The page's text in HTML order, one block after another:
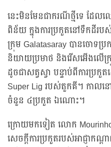
នេះមិនមែនជាករណីថ្មីទេ ដែល
ពិន័យ ក្នុងការប្រកួតនៅទឹកដីរប
ក្រុម Galatasaray បានចោទប្
និយាយប្រមាថ និងរើសអើងលើក្
ដូចជាសត្វស្វា បន្ទាប់ពីការប្រ
Super Lig របស់តួកគី។ កាល
ចំនួន ៤ប្រកួត ឯណោះ។
ក្រោយមកទៀត លោក
សេចក្តីការប្រកួតរបស់អាជ្ញាក